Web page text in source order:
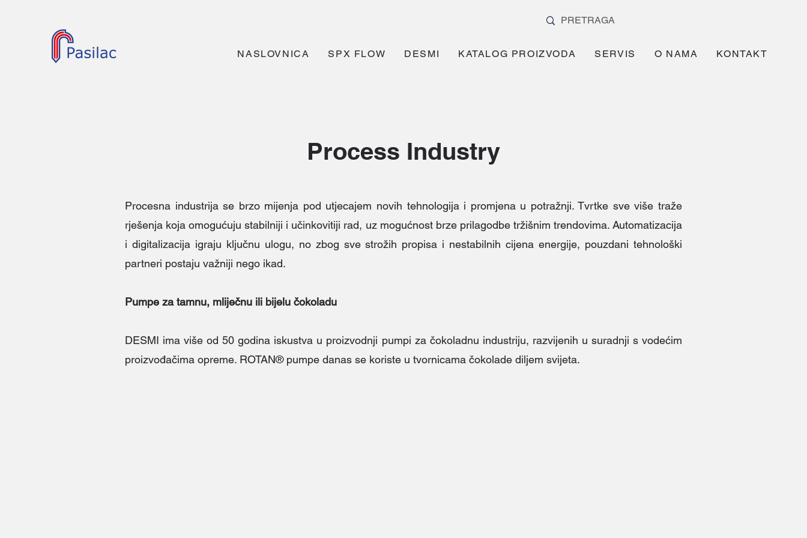
NASLOVNICA SPX FLOW DESMI KATALOG PROIZVODA SERVIS O NAMA KONTAKT
Process Industry
Procesna industrija se brzo mijenja pod utjecajem novih tehnologija i promjena u potražnji. Tvrtke sve više traže
rješenja koja omogućuju stabilniji i učinkovitiji rad, uz mogućnost brze prilagodbe tržišnim trendovima. Automatizacija
i digitalizacija igraju ključnu ulogu, no zbog sve strožih propisa i nestabilnih cijena energije, pouzdani tehnološki
partneri postaju važniji nego ikad.
Pumpe za tamnu, mliječnu ili bijelu čokoladu
DESMI ima više od 50 godina iskustva u proizvodnji pumpi za čokoladnu industriju, razvijenih u suradnji s vodećim
proizvođačima opreme. ROTAN® pumpe danas se koriste u tvornicama čokolade diljem svijeta.